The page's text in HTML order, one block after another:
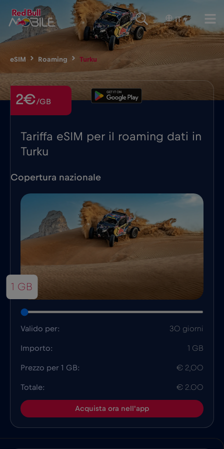
IT ▾
eSIM Roaming Turku
Tariffa eSIM per il roaming dati in
Turku
2€/GB
Copertura nazionale
1 GB
Valido per: 30 giorni
Importo: 1 GB
Prezzo per 1 GB: € 2,00
Totale: € 2.00
Acquista ora nell'app